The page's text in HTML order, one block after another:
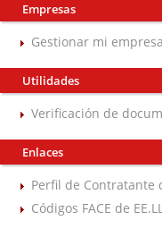
Empresas
Gestionar mi empresa
Utilidades
Verificación de
Enlaces
Perfil de Contratante
Códigos FACE de